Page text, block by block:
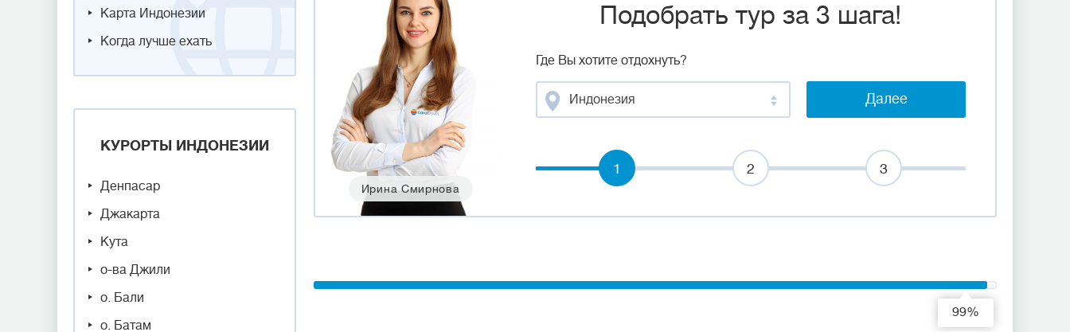
Карта Индонезии
Когда лучше ехать
КУРОРТЫ ИНДОНЕЗИИ
Денпасар
Джакарта
Кута
о-ва Джили
о. Бали
о. Батам
Ирина Смирнова
Подобрать тур за 3 шага!
Где Вы хотите отдохнуть?
Индонезия Далее
1 2 3
99%